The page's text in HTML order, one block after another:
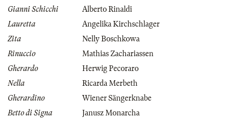
Gianni Schicchi
Alberto Rinaldi
Lauretta
Angelika Kirchschlager
Zita
Nelly Boschkowa
Rinuccio
Mathias Zachariassen
Gherardo
Herwig Pecoraro
Nella
Ricarda Merbeth
Gherardino
Wiener Sängerknabe
Betto di Signa
Janusz Monarcha